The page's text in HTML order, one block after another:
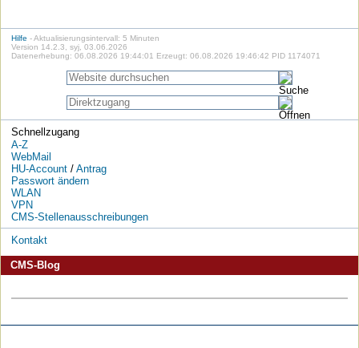
Hilfe - Aktualisierungsintervall: 5 Minuten
Version 14.2.3, syj, 03.06.2026
Datenerhebung: 06.08.2026 19:44:01 Erzeugt: 06.08.2026 19:46:42 PID 1174071
Schnellzugang
A-Z
WebMail
HU-Account/ Antrag
Passwort ändern
WLAN
VPN
CMS-Stellenausschreibungen
Kontakt
CMS-Blog